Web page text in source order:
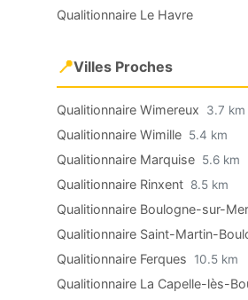
Qualitionnaire Le Havre
📍Villes Proches
Qualitionnaire Wimereux 3.7 km
Qualitionnaire Wimille 5.4 km
Qualitionnaire Marquise 5.6 km
Qualitionnaire Rinxent 8.5 km
Qualitionnaire Boulogne-sur-Mer
Qualitionnaire Saint-Martin-
Qualitionnaire Ferques 10.5 km
Qualitionnaire La Capelle-lès-